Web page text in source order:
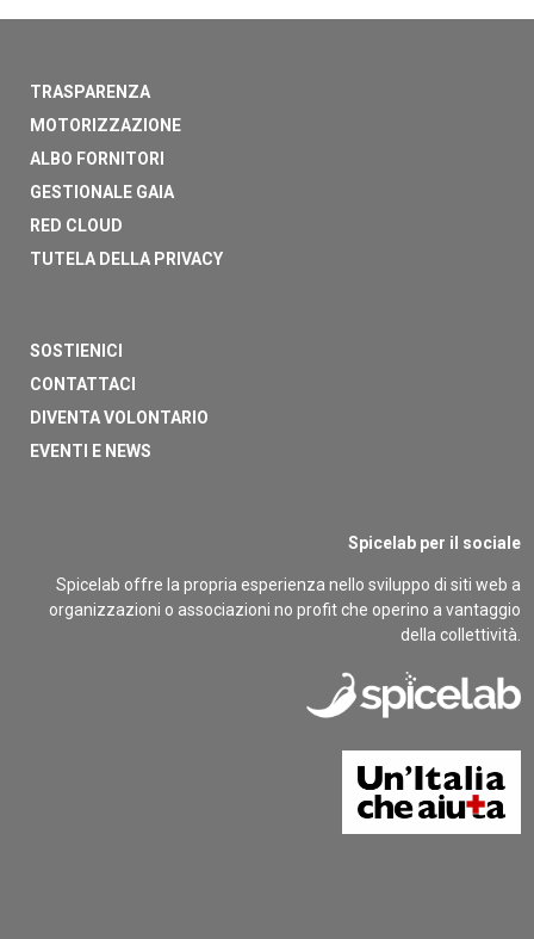
TRASPARENZA
MOTORIZZAZIONE
ALBO FORNITORI
GESTIONALE GAIA
RED CLOUD
TUTELA DELLA PRIVACY
SOSTIENICI
CONTATTACI
DIVENTA VOLONTARIO
EVENTI E NEWS
Spicelab per il sociale
Spicelab offre la propria esperienza nello sviluppo di siti web a
organizzazioni o associazioni no profit che operino a vantaggio
della collettività.